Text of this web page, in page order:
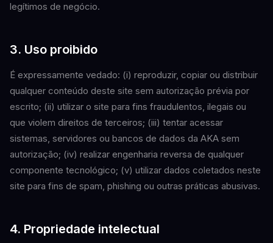
legítimos de negócio.
3. Uso proibido
É expressamente vedado: (i) reproduzir, copiar ou distribuir
qualquer conteúdo deste site sem autorização prévia por
escrito; (ii) utilizar o site para fins fraudulentos, ilegais ou
que violem direitos de terceiros; (iii) tentar acessar
sistemas, servidores ou bancos de dados da AKA sem
autorização; (iv) realizar engenharia reversa de qualquer
componente tecnológico; (v) utilizar dados coletados neste
site para fins de spam, phishing ou outras práticas abusivas.
4. Propriedade intelectual